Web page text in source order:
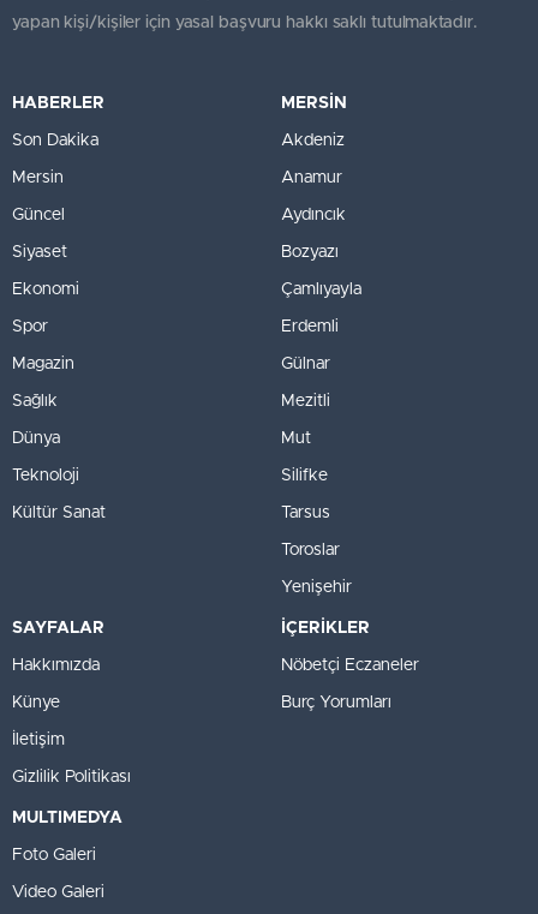
yapan kişi/kişiler için yasal başvuru hakkı saklı tutulmaktadır.
HABERLER
Son Dakika
Mersin
Güncel
Siyaset
Ekonomi
Spor
Magazin
Sağlık
Dünya
Teknoloji
Kültür Sanat
MERSİN
Akdeniz
Anamur
Aydıncık
Bozyazı
Çamlıyayla
Erdemli
Gülnar
Mezitli
Mut
Silifke
Tarsus
Toroslar
Yenişehir
SAYFALAR
Hakkımızda
Künye
İletişim
Gizlilik Politikası
İÇERİKLER
Nöbetçi Eczaneler
Burç Yorumları
MULTIMEDYA
Foto Galeri
Video Galeri